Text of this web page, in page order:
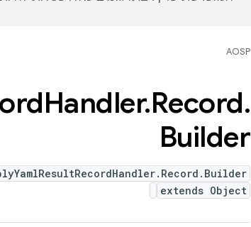
AOSP
Handler.Record.
Builder
extends Object